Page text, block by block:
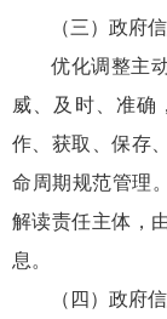
（三）政府
优化调整主
威、及时、准确
作、获取、保存
命周期规范管理
解读责任主体，
息。
（四）政府